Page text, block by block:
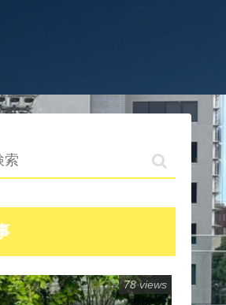
78 views